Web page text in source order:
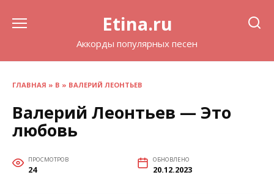
Etina.ru
Аккорды популярных песен
ГЛАВНАЯ » В » ВАЛЕРИЙ ЛЕОНТЬЕВ
Валерий Леонтьев — Это
любовь
ПРОСМОТРОВ
24
ОБНОВЛЕНО
20.12.2023